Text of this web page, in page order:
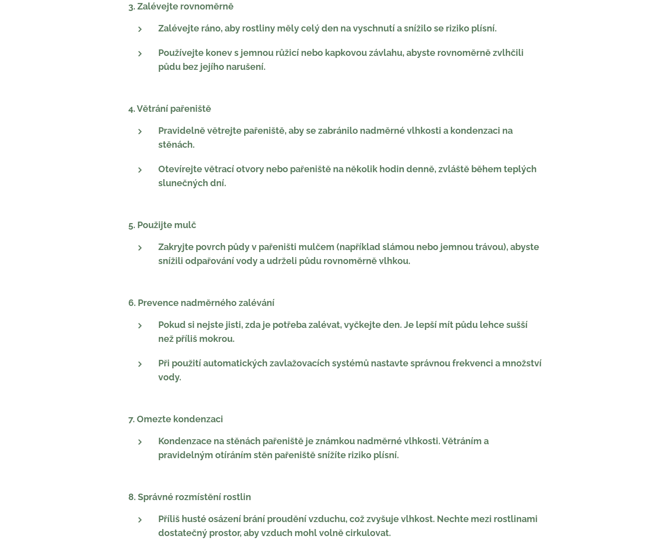
3. Zalévejte rovnoměrně
Zalévejte ráno, aby rostliny měly celý den na vyschnutí a snížilo se riziko plísní.
Používejte konev s jemnou růžicí nebo kapkovou závlahu, abyste rovnoměrně zvlhčili
půdu bez jejího narušení.
4. Větrání pařeniště
Pravidelně větrejte pařeniště, aby se zabránilo nadměrné vlhkosti a kondenzaci na
stěnách.
Otevírejte větrací otvory nebo pařeniště na několik hodin denně, zvláště během teplých
slunečných dní.
5. Použijte mulč
Zakryjte povrch půdy v pařeništi mulčem (například slámou nebo jemnou trávou), abyste
snížili odpařování vody a udrželi půdu rovnoměrně vlhkou.
6. Prevence nadměrného zalévání
Pokud si nejste jisti, zda je potřeba zalévat, vyčkejte den. Je lepší mít půdu lehce sušší
než příliš mokrou.
Při použití automatických zavlažovacích systémů nastavte správnou frekvenci a množství
vody.
7. Omezte kondenzaci
Kondenzace na stěnách pařeniště je známkou nadměrné vlhkosti. Větráním a
pravidelným otíráním stěn pařeniště snížíte riziko plísní.
8. Správné rozmístění rostlin
Příliš husté osázení brání proudění vzduchu, což zvyšuje vlhkost. Nechte mezi rostlinami
dostatečný prostor, aby vzduch mohl volně cirkulovat.